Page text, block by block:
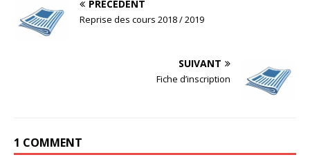
b
o
e
PRÉCÉDENT
Reprise des cours 2018 / 2019
SUIVANT
Fiche d’inscription
1 COMMENT